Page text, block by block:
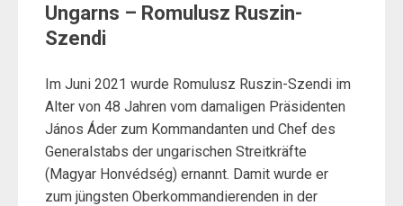
Ungarns – Romulusz Ruszin-
Szendi
Im Juni 2021 wurde Romulusz Ruszin-Szendi im
Alter von 48 Jahren vom damaligen Präsidenten
János Áder zum Kommandanten und Chef des
Generalstabs der ungarischen Streitkräfte
(Magyar Honvédség) ernannt. Damit wurde er
zum jüngsten Oberkommandierenden in der